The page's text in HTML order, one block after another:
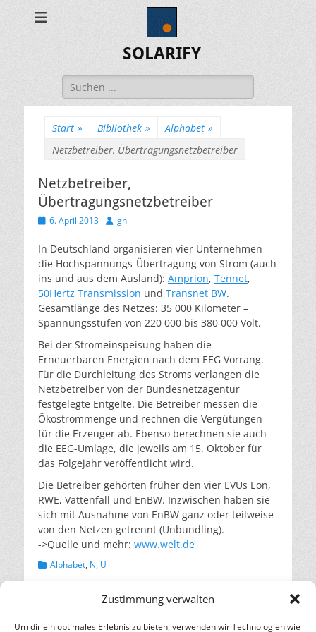
Zustimmung verwalten
Um dir ein optimales Erlebnis zu bieten, verwenden wir Technologien wie
SOLARIFY
Suchen
nach:
Start » Bibliothek » Alphabet »
Netzbetreiber, Übertragungsnetzbetreiber
Netzbetreiber,
Übertragungsnetzbetreiber
Veröffentlicht
6. April 2013 Autor
gh
In Deutschland organisieren vier Unternehmen
die Hochspannungs-Übertragung von Strom (auch
ins und aus dem Ausland): Amprion, Tennet,
50Hertz Transmission und Transnet BW.
Gesamtlänge des Netzes: 35 000 Kilometer –
Spannungsstufen von 220 000 bis 380 000 Volt.
Bei der Stromeinspeisung haben die
Erneuerbaren Energien nach dem EEG Vorrang.
Für die Durchleitung des Stroms verlangen die
Netzbetreiber von der Bundesnetzagentur
festgelegte Entgelte. Die Betreiber messen die
Ökostrommenge und rechnen die Vergütungen
für die Erzeuger ab. Ebenso berechnen sie auch
die EEG-Umlage, die jeweils am 15. Oktober für
das Folgejahr veröffentlicht wird.
Die Betreiber gehörten früher den vier EVUs Eon,
RWE, Vattenfall und EnBW. Inzwischen haben sie
sich mit Ausnahme von EnBW ganz oder teilweise
von den Netzen getrennt (Unbundling).
->Quelle und mehr: www.welt.de
Kategorien
Alphabet, N, U
Beitragsnavigation
← Vorheriger
Vorheriger
Kraftwerksliste
Photovoltaik-Module